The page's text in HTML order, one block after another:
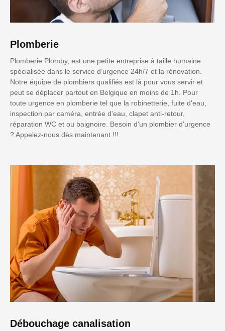
Plomberie
Plomberie Plomby, est une petite entreprise à taille humaine
spécialisée dans le service d’urgence 24h/7 et la rénovation.
Notre équipe de plombiers qualifiés est là pour vous servir et
peut se déplacer partout en Belgique en moins de 1h. Pour
toute urgence en plomberie tel que la robinetterie, fuite d'eau,
inspection par caméra, entrée d'eau, clapet anti-retour,
réparation WC et ou baignoire. Besoin d'un plombier d'urgence
? Appelez-nous dès maintenant !!!
Débouchage canalisation